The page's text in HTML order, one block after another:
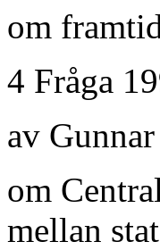
om
4 Fråga
av
om
mellan